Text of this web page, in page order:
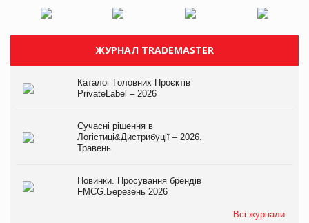
ЖУРНАЛ TRADEMASTER
Каталог Головних Проєктів
PrivateLabel – 2026
Сучасні рішення в
Логістиці&Дистрибуції – 2026.
Травень
Новинки. Просування брендів
FMCG.Березень 2026
Всі журнали